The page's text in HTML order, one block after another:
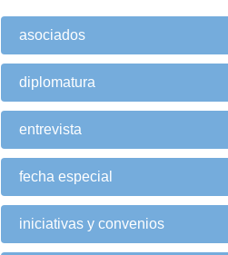
asociados
diplomatura
entrevista
fecha especial
iniciativas y convenios